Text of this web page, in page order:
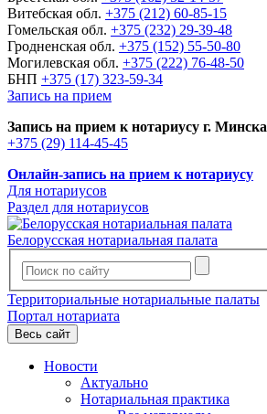
Витебская обл. +375 (212) 60-85-15
Гомельская обл. +375 (232) 29-39-48
Гродненская обл. +375 (152) 55-50-80
Могилевская обл. +375 (222) 76-48-50
БНП +375 (17) 323-59-34
Запись на прием
Запись на прием к нотариусу г. Минска
+375 (29) 114-45-45
Онлайн-запись на прием к нотариусу
Для нотариусов
Раздел для нотариусов
Белорусская нотариальная палата
Территориальные нотариальные палаты
Портал нотариата
Весь сайт
Новости
Актуально
Нотариальная практика